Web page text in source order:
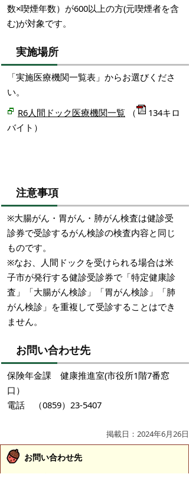
数×喫煙年数）が600以上の方(元喫煙者を含
む)が対象です。
実施場所
「実施医療機関一覧表」からお選びくださ
い。
R6人間ドック医療機関一覧 （
134キロ
バイト）
注意事項
※大腸がん・胃がん・肺がん検査は健診受
診券で受診するがん検診の検査内容と同じ
ものです。
※なお、人間ドックを受けられる場合は米
子市が発行する健診受診券で「特定健康診
査」「大腸がん検診」「胃がん検診」「肺
がん検診」を重複して受診することはでき
ません。
お問い合わせ先
保険年金課 健康推進室(市役所1階7番窓
口）
電話 （0859）23-5407
掲載日：2024年6月26日
お問い合わせ先